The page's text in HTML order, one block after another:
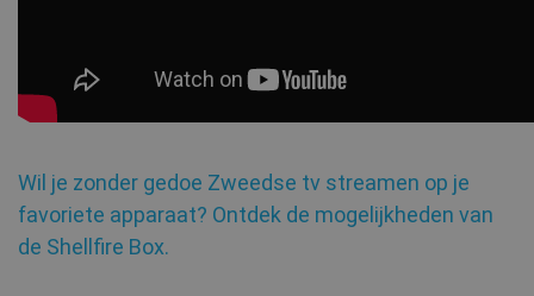
Wil je zonder gedoe Zweedse tv streamen op je
favoriete apparaat? Ontdek de mogelijkheden van
de Shellfire Box.